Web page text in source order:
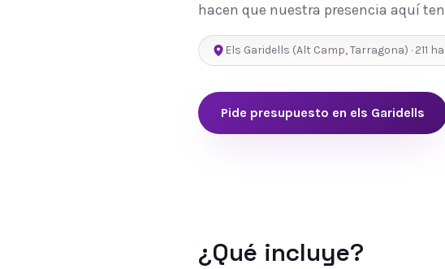
hacen que nuestra presencia aquí
Els Garidells (Alt Camp,Tarragona) · 211
Pide presupuesto en els Garidells
¿Qué incluye?